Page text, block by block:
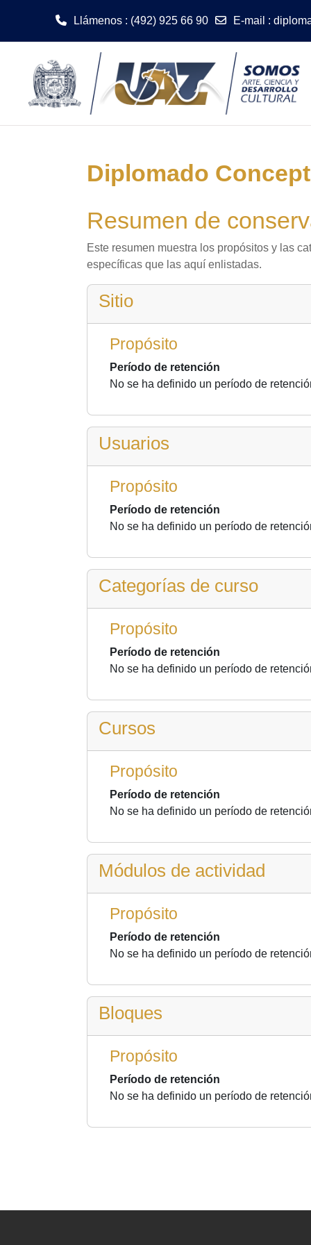
Llámenos : (492) 925 66 90 E-mail :
Diplomado
Resumen de
Este resumen muestra los propósitos y las
específicas que las aquí enlistadas.
Sitio
Propósito
Período de retención
No se ha definido un período de
Usuarios
Propósito
Período de retención
No se ha definido un período de
Categorías de curso
Propósito
Período de retención
No se ha definido un período de
Cursos
Propósito
Período de retención
No se ha definido un período de
Módulos de actividad
Propósito
Período de retención
No se ha definido un período de
Bloques
Propósito
Período de retención
No se ha definido un período de